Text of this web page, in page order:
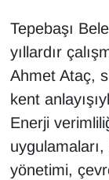
Tepebaşı
yıllardır
Ahmet Ataç,
kent
Enerji
yönetimi,